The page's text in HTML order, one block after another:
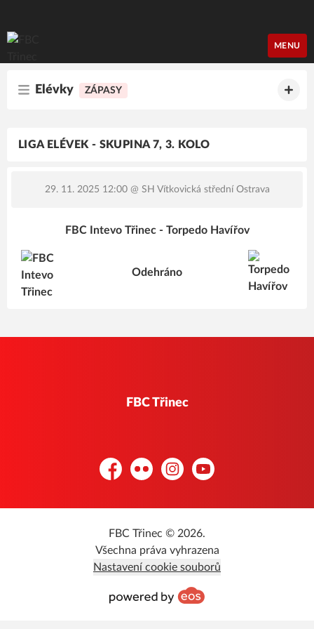
FBC Třinec
MENU
Elévky ZÁPASY
LIGA ELÉVEK - SKUPINA 7, 3. KOLO
29. 11. 2025 12:00@ SH Vítkovická střední Ostrava
FBC Intevo Třinec - Torpedo Havířov
Odehráno
FBC Třinec
FacebookFlickr InstagramYouTube
FBC Třinec © 2026.
Všechna práva vyhrazena
Nastavení cookie souborů